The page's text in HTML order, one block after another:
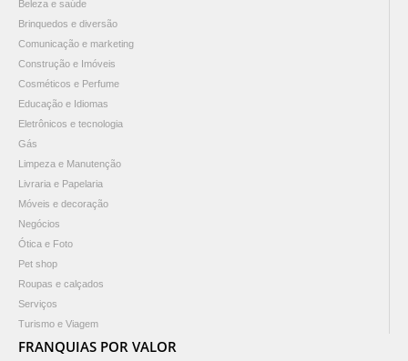
Beleza e saúde
Brinquedos e diversão
Comunicação e marketing
Construção e Imóveis
Cosméticos e Perfume
Educação e Idiomas
Eletrônicos e tecnologia
Gás
Limpeza e Manutenção
Livraria e Papelaria
Móveis e decoração
Negócios
Ótica e Foto
Pet shop
Roupas e calçados
Serviços
Turismo e Viagem
FRANQUIAS POR VALOR